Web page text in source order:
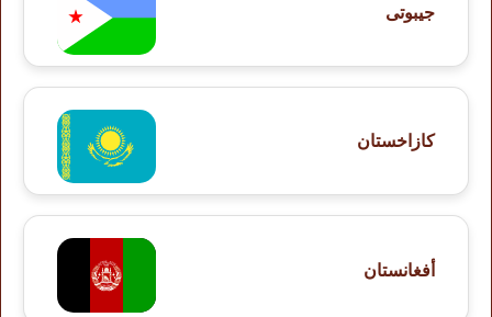
جيبوتى
كازاخستان
أفغانستان